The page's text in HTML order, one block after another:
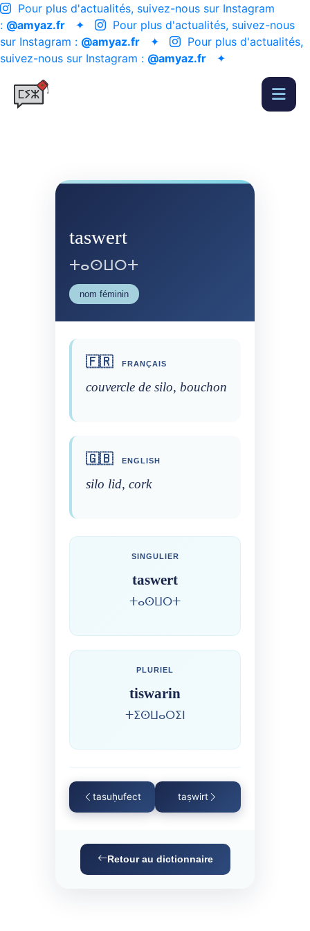
Pour plus d'actualités, suivez-nous sur Instagram
: @amyaz.fr ✦
Pour plus d'actualités, suivez-nous
sur Instagram : @amyaz.fr ✦
Pour plus d'actualités,
suivez-nous sur Instagram : @amyaz.fr ✦
taswert
ⵜⴰⵙⵡⵔⵜ
nom féminin
🇫🇷 FRANÇAIS
couvercle de silo, bouchon
🇬🇧 ENGLISH
silo lid, cork
SINGULIER
taswert
ⵜⴰⵙⵡⵔⵜ
PLURIEL
tiswarin
ⵜⵉⵙⵡⴰⵔⵉⵏ
tasuḥufect taṣwirt
Retour au dictionnaire